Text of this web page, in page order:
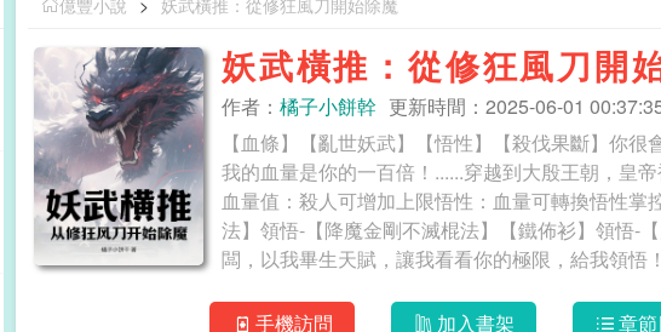
億豐小說 > 妖武橫推：從修狂風刀開始除魔
妖武橫推：從修狂風刀開
作者： 橘子小餅幹 更新時間：2025-06-01
【血條】【亂世妖武】【悟性】【殺伐果斷】你
我的血量是你的一百倍！......穿越到大殷王朝，皇
血量值：殺人可增加上限悟性：血量可轉換悟性
法】領悟-【降魔金剛不滅棍法】【鐵佈衫】領悟-
闆，以我畢生天賦，讓我看看你的極限，給我領悟
手機訪問
加入書架 章